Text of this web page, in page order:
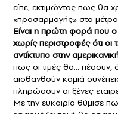
είπε, εκτιμώντας πως θα
«προσαρμογής» στα
Είναι η πρώτη φορά που
χωρίς περιστροφές ότι
αντίκτυπο στην
πως οι τιμές θα… πέσουν,
αισθανθούν καμιά
πληρώσουν οι ξένες
Με την ευκαιρία θύμισε